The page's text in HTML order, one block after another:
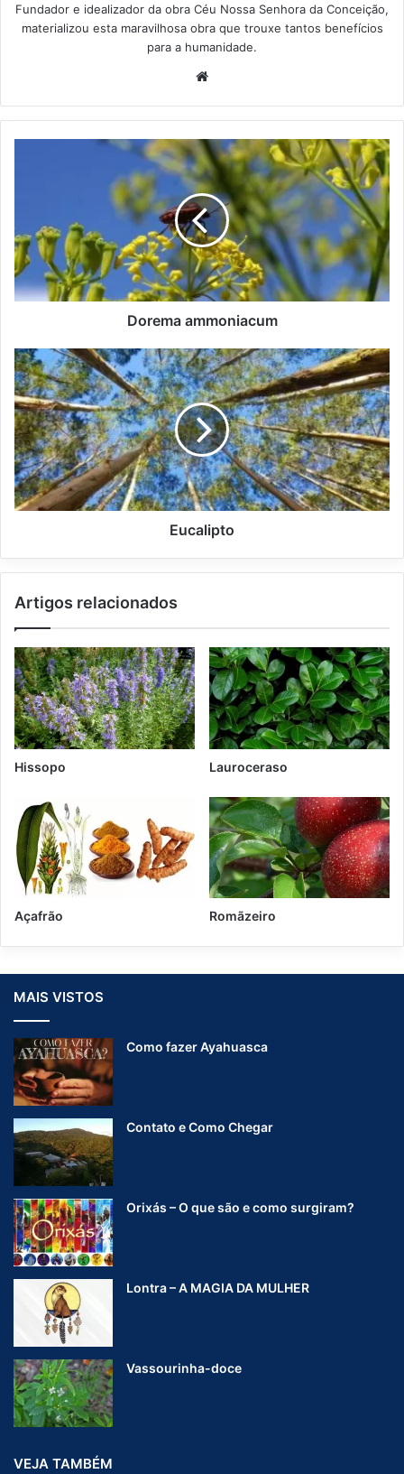
Fundador e idealizador da obra Céu Nossa Senhora da Conceição,
materializou esta maravilhosa obra que trouxe tantos benefícios
para a humanidade.
te
a
a
m
m
i
a
c
u
m
Dorema ammoniacum
E
u
c
a
l
i
p
t
o
Eucalipto
Artigos relacionados
Hissopo Lauroceraso
Açafrão Romãzeiro
MAIS VISTOS
Como fazer Ayahuasca
Contato e Como Chegar
Orixás – O que são e como surgiram?
Lontra – A MAGIA DA MULHER
Vassourinha-doce
VEJA TAMBÉM